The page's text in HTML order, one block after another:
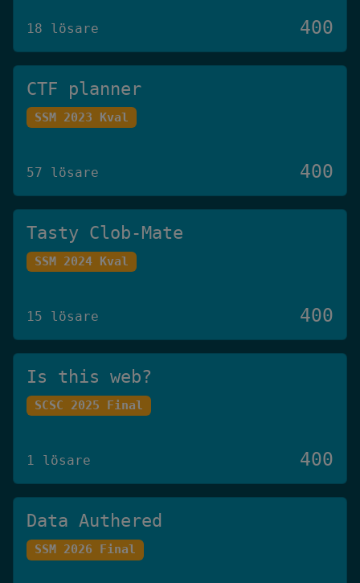
18 lösare 400
CTF planner
SSM 2023 Kval
57 lösare 400
Tasty Clob-Mate
SSM 2024 Kval
15 lösare 400
Is this web?
SCSC 2025 Final
1 lösare 400
Data Authered
SSM 2026 Final